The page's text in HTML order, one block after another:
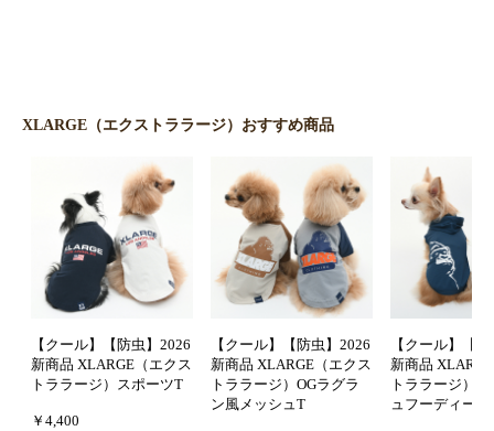
XLARGE（エクストララージ）おすすめ商品
【クール】【防虫】2026
新商品 XLARGE（エクス
トララージ）スポーツT
￥4,400
【クール】【防虫】2026
新商品 XLARGE（エクス
トララージ）OGラグラ
ン風メッシュT
【クール】【
新商品
トララージ）
ュフーディー